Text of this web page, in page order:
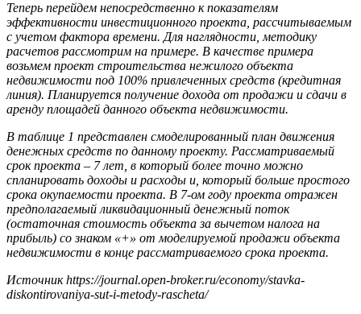
Теперь перейдем непосредственно к показателям
эффективности инвестиционного проекта, рассчитываемым
с учетом фактора времени. Для наглядности, методику
расчетов рассмотрим на примере. В качестве примера
возьмем проект строительства нежилого объекта
недвижимости под 100% привлеченных средств (кредитная
линия). Планируется получение дохода от продажи и сдачи в
аренду площадей данного объекта недвижимости.
В таблице 1 представлен смоделированный план движения
денежных средств по данному проекту. Рассматриваемый
срок проекта – 7 лет, в который более точно можно
спланировать доходы и расходы и, который больше простого
срока окупаемости проекта. В 7-ом году проекта отражен
предполагаемый ликвидационный денежный поток
(остаточная стоимость объекта за вычетом налога на
прибыль) со знаком «+» от моделируемой продажи объекта
недвижимости в конце рассматриваемого срока проекта.
Источникhttps://journal.open-broker.ru/economy/stavka-
diskontirovaniya-sut-i-metody-rascheta/